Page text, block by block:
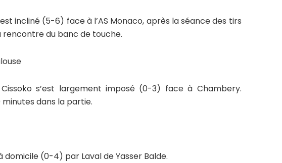
incliné (5-6) face à l’AS Monaco, après la séance des tirs
rencontre du banc de touche.
Cissoko s’est largement imposé (0-3) face à Chambery.
dans la partie.
domicile (0-4) par Laval de Yasser Balde.